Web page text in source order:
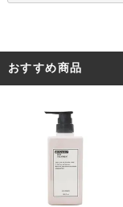
おすすめ商品